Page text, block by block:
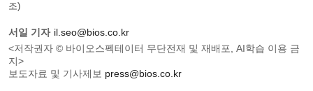
조)
서일 기자 il.seo@bios.co.kr
<저작권자 © 바이오스펙테이터 무단전재 및 재배포, AI학습 이용 금
지>
보도자료 및 기사제보 press@bios.co.kr